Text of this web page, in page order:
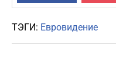
ТЭГИ: Евровидение